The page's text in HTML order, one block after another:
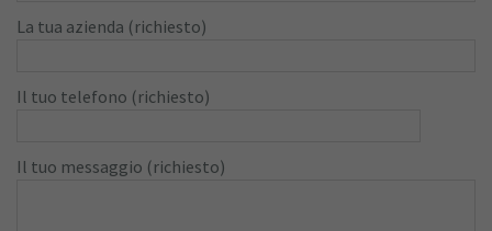
La tua azienda (richiesto)
Il tuo telefono (richiesto)
Il tuo messaggio (richiesto)